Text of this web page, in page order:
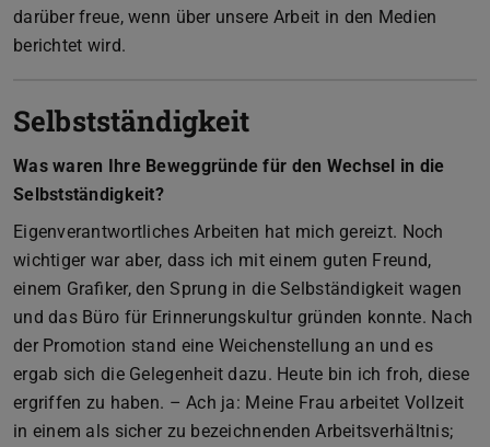
darüber freue, wenn über unsere Arbeit in den Medien
berichtet wird.
Selbstständigkeit
Was waren Ihre Beweggründe für den Wechsel in die
Selbstständigkeit?
Eigenverantwortliches Arbeiten hat mich gereizt. Noch
wichtiger war aber, dass ich mit einem guten Freund,
einem Grafiker, den Sprung in die Selbständigkeit wagen
und das Büro für Erinnerungskultur gründen konnte. Nach
der Promotion stand eine Weichenstellung an und es
ergab sich die Gelegenheit dazu. Heute bin ich froh, diese
ergriffen zu haben. – Ach ja: Meine Frau arbeitet Vollzeit
in einem als sicher zu bezeichnenden Arbeitsverhältnis;